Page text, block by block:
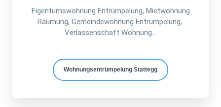
Eigentumswohnung Entrümpelung, Mietwohnung
Räumung, Gemeindewohnung Entrümpelung,
Verlassenschaft Wohnung...
Wohnungsentrümpelung Stattegg